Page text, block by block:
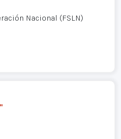
Nacional (FSLN)